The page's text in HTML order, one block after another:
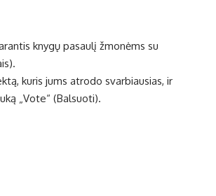
knygų pasaulį žmonėms su
kuris jums atrodo svarbiausias, ir
„Vote“ (Balsuoti).